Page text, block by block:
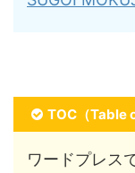
TOC（Table
ワードプレス